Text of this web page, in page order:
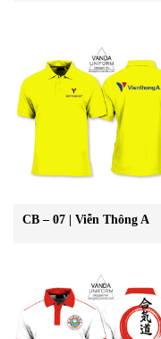
CB – 07 | Viễn Thông A